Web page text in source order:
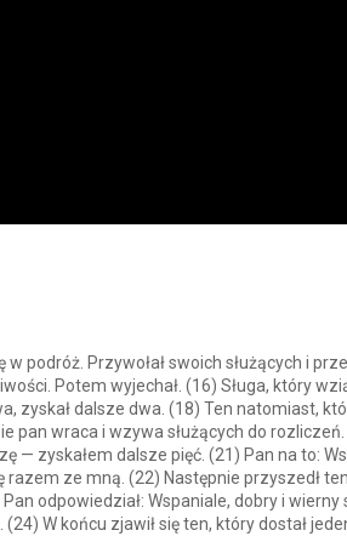
podróż. Przywołał swoich służących i
Potem wyjechał. (16) Sługa, który
zyskał dalsze dwa. (18) Ten natomiast,
pan wraca i wzywa służących do
— zyskałem dalsze pięć. (21) Pan na to:
ze mną. (22) Następnie przyszedł
odpowiedział: Wspaniale, dobry i wierny
W końcu zjawił się ten, który dostał